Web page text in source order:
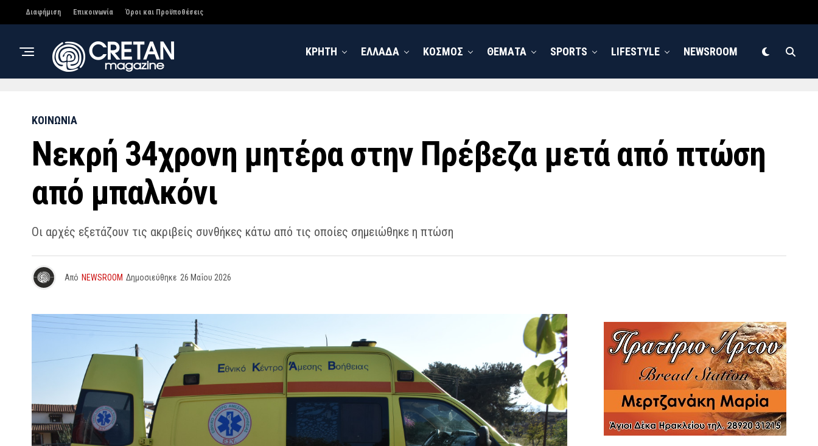
Διαφήμιση Επικοινωνία Όροι και Προϋποθέσεις
ΚΡΗΤΗ ΕΛΛΑΔΑ ΚΟΣΜΟΣ ΘΕΜΑΤΑ SPORTS LIFESTYLE NEWSROOM
ΚΟΙΝΩΝΙΑ
Νεκρή 34χρονη μητέρα στην Πρέβεζα μετά από πτώση
από μπαλκόνι
Οι αρχές εξετάζουν τις ακριβείς συνθήκες κάτω από τις οποίες σημειώθηκε η πτώση
Από NEWSROOM Δημοσιεύθηκε 26 Μαΐου 2026